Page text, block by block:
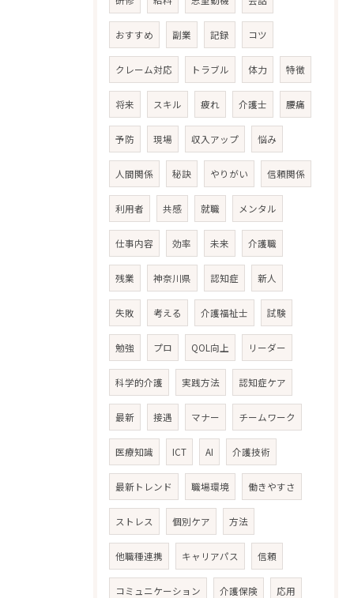
おすすめ 副業 記録 コツ
クレーム対応 トラブル 体力 特徴
将来 スキル 疲れ 介護士 腰痛
予防 現場 収入アップ 悩み
人間関係 秘訣 やりがい 信頼関係
利用者 共感 就職 メンタル
仕事内容 効率 未来 介護職
残業 神奈川県 認知症 新人
失敗 考える 介護福祉士 試験
勉強 プロ QOL向上 リーダー
科学的介護 実践方法 認知症ケア
最新 接遇 マナー チームワーク
医療知識 ICT AI 介護技術
最新トレンド 職場環境 働きやすさ
ストレス 個別ケア 方法
他職種連携 キャリアパス 信頼
コミュニケーション 介護保険 応用